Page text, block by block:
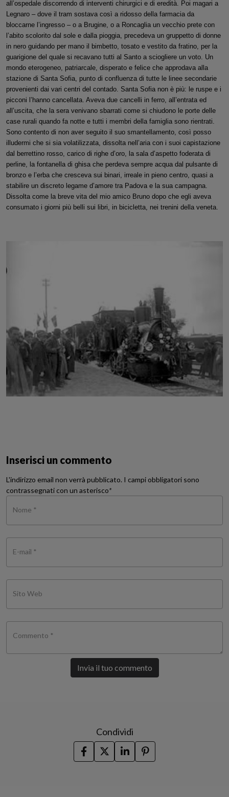
all’ospedale discorrendo di interventi chirurgici e di eredità. Poi magari a
Legnaro – dove il tram sostava così a ridosso della farmacia da
bloccarne l’ingresso – o a Brugine, o a Roncaglia un vecchio prete con
l’abito scolorito dal sole e dalla pioggia, precedeva un gruppetto di donne
in nero guidando per mano il bimbetto, tosato e vestito da fratino, per la
guarigione del quale si recavano tutti al Santo a sciogliere un voto. Un
mondo eterogeneo, patriarcale, disperato e felice che approdava alla
stazione di Santa Sofia, punto di confluenza di tutte le linee secondarie
provenienti dai vari centri del contado. Santa Sofia non è più: le ruspe e i
picconi l’hanno cancellata. Aveva due cancelli in ferro, all’entrata ed
all’uscita, che la sera venivano sbarrati come si chiudono le porte delle
case rurali quando fa notte e tutti i membri della famiglia sono rientrati.
Sono contento di non aver seguito il suo smantellamento, così posso
illudermi che si sia volatilizzata, dissolta nell’aria con i suoi capistazione
dal berrettino rosso, carico di righe d’oro, la sala d’aspetto foderata di
perline, la fontanella di ghisa che perdeva sempre acqua dal pulsante di
bronzo e l’erba che cresceva sui binari, irreale in pieno centro, quasi a
stabilire un discreto legame d’amore tra Padova e la sua campagna.
Dissolta come la breve vita del mio amico Bruno dopo che egli aveva
consumato i giorni più belli sui libri, in bicicletta, nei trenini della veneta.
Inserisci un commento
L'indirizzo email non verrà pubblicato. I campi obbligatori sono
contrassegnati con un asterisco*
Nome *
E-mail *
Sito Web
Commento *
Invia il tuo commento
Condividi